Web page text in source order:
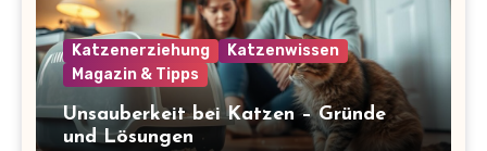
Katzenerziehung
Katzenwissen
Magazin & Tipps
Unsauberkeit bei Katzen – Gründe
und Lösungen